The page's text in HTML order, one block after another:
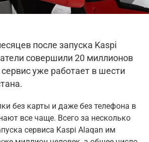
после запуска Kaspi
совершили 20 миллионов
уже работает в шести
без карты и даже без телефона в
все чаще. Всего за несколько
сервиса Kaspi Alaqan им